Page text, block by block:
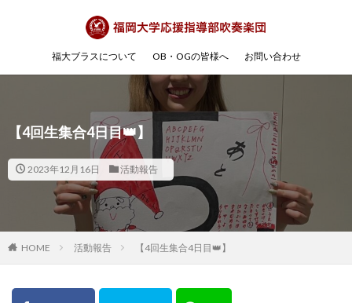
福大ブラスについて OB・OGの皆様へ お問い合わせ
【4回生集合4日目👑】
2023年12月16日 活動報告
HOME 活動報告 【4回生集合4日目👑】